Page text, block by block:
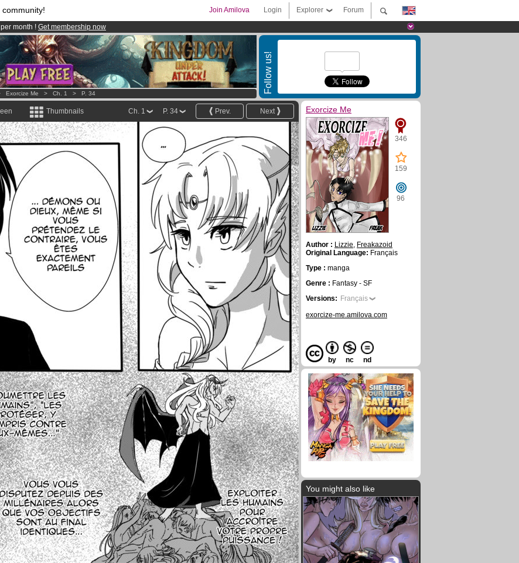
Forum
Explorer
Login
Join Amilova
per month ! Get membership now
& mangas!.
Follow us!
Exorcize Me > Ch. 1 > P. 34
Thumbnails Next
Prev.
P. 34
Ch. 1 Exorcize Me
346
159
96
Author : Lizzie, Freakazoid
Original Language: Français
Type : manga
Genre : Fantasy - SF
Versions: Français
exorcize-me.amilova.com
by nc nd
You might also like